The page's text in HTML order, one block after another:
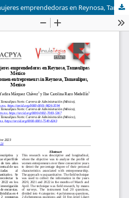
Análisis del perfil de las mujeres emprendedoras en Reynosa, Tamaulipas México